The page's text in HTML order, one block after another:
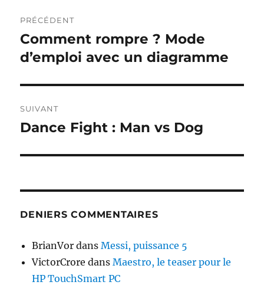
de
l’article
PRÉCÉDENT
Publication
précédente :
Comment rompre ? Mode
d’emploi avec un diagramme
SUIVANT
Publication
Dance Fight : Man vs Dog
DENIERS COMMENTAIRES
BrianVor dansMessi, puissance 5
VictorCrore dansMaestro, le teaser pour le
HP TouchSmart PC